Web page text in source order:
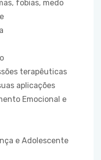
fobias, medo
terapêuticas
aplicações
Emocional e
e Adolescente